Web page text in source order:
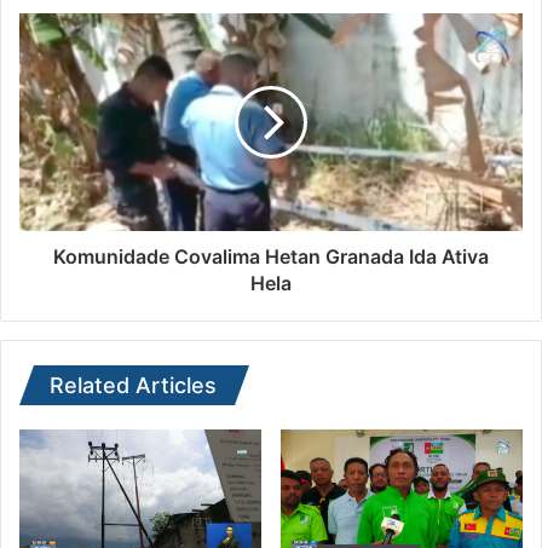
(Juvenal/Alau)
Komunidade Covalima Hetan Granada Ida Ativa
Hela
Related Articles